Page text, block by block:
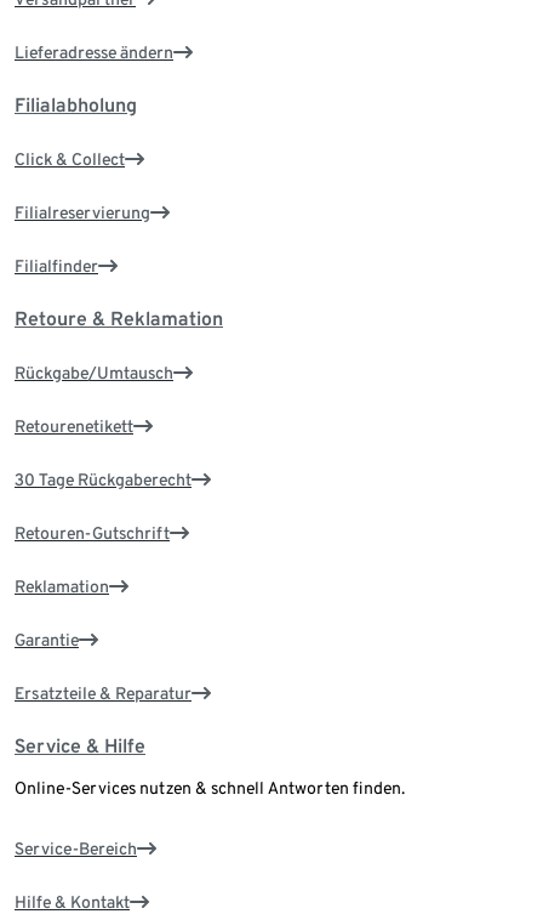
Lieferadresse ändern
Filialabholung
Click & Collect
Filialreservierung
Filialfinder
Retoure & Reklamation
Rückgabe/Umtausch
Retourenetikett
30 Tage Rückgaberecht
Retouren-Gutschrift
Reklamation
Garantie
Ersatzteile & Reparatur
Service & Hilfe
Online-Services nutzen & schnell Antworten finden.
Service-Bereich
Hilfe & Kontakt